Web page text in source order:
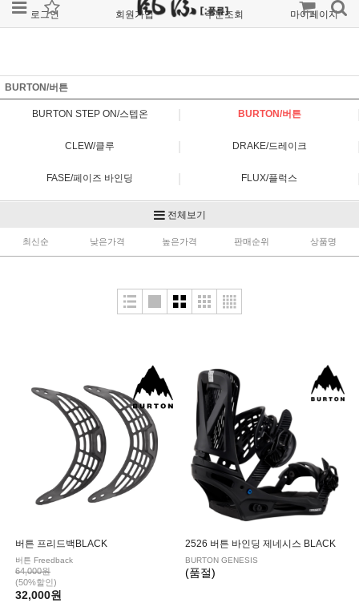
로그인 회원가입 주문조회 마이페이지
BURTON/버튼
BURTON STEP ON/스텝온 BURTON/버튼
CLEW/클루 DRAKE/드레이크
FASE/페이즈 바인딩 FLUX/플럭스
|
RIDE/라이드 | SALOMON/살로몬
| PLATEPIA/플레이트피아
전체보기
최신순 낮은가격 높은가격 판매순위 상품명
버튼 프리드백BLACK
버튼 Freedback
64,000원
(50%할인)
32,000원
2526 버튼 바인딩 제네시스 BLACK
BURTON GENESIS
(품절)